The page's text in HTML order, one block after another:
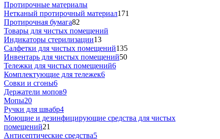
Протирочные материалы
Нетканый протирочный материал171
Протирочная бумага82
Товары для чистых помещений
Индикаторы стерилизации13
Салфетки для чистых помещений135
Инвентарь для чистых помещений50
Тележки для чистых помещений6
Комплектующие для тележек6
Совки и сгоны6
Держатели мопов9
Мопы20
Ручки для швабр4
Моющие и дезинфицирующие средства для чистых
помещений21
Антисептические средства5